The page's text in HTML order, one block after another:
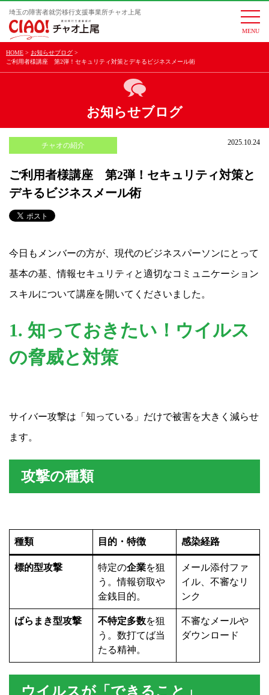
埼玉の障害者就労移行支援事業所チャオ上尾
HOME
お知らせブログ
ご利用者様講座 第2弾！セキュリティ対策とデキるビジネスメール術
お知らせブログ
チャオの紹介 2025.10.24
ご利用者様講座 第2弾！セキュリティ対策と
デキるビジネスメール術
今日もメンバーの方が、現代のビジネスパーソンにとって
基本の基、情報セキュリティと適切なコミュニケーション
スキルについて講座を開いてくださいました。
1. 知っておきたい！ウイルス
の脅威と対策
サイバー攻撃は「知っている」だけで被害を大きく減らせ
ます。
攻撃の種類
種類 目的・特徴 感染経路
標的型攻撃 特定の企業を狙
う。情報窃取や
金銭目的。
メール添付ファ
イル、不審なリ
ンク
ばらまき型攻撃 不特定多数を狙
う。数打てば当
たる精神。
不審なメールや
ダウンロード
ウイルスが「できること」